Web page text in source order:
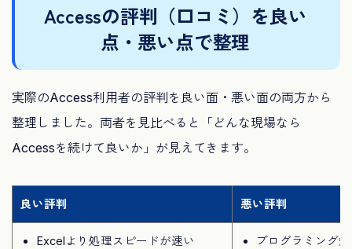
Accessの評判（口コミ）を良い
点・悪い点で整理
実際のAccess利用者の評判を良い面・悪い面の両方から
整理しました。両者を見比べると「どんな現場なら
Accessを続けて良いか」が見えてきます。
良い評判 悪い評判
Excelより処理スピードが速い
プログラミング